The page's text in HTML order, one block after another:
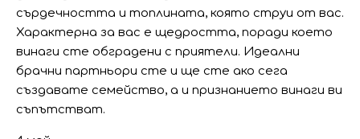
сърдечността и топлината, която струи от вас.
Характерна за вас е щедростта, поради което
винаги сте обградени с приятели. Идеални
брачни партньори сте и ще сте ако сега
създавате семейство, а и признанието винаги ви
съпътстват.